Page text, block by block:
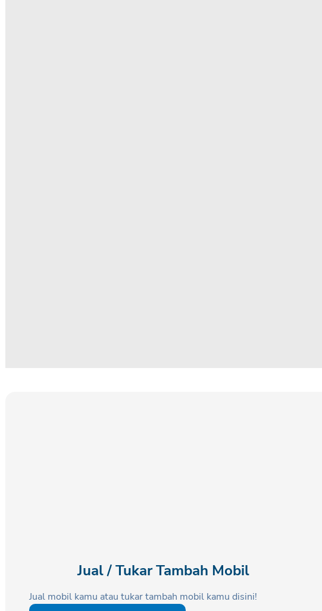
Jual / Tukar Tambah Mobil
Jual mobil kamu atau tukar tambah mobil kamu disini!